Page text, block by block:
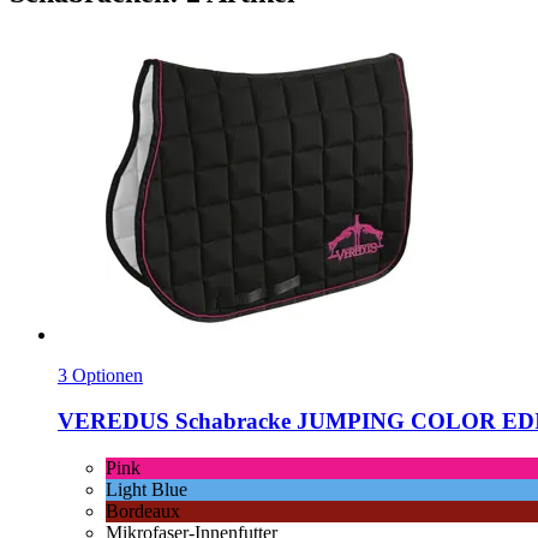
3 Optionen
VEREDUS Schabracke JUMPING COLOR
Pink
Light Blue
Bordeaux
Mikrofaser-Innenfutter